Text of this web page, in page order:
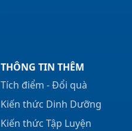
THÔNG TIN THÊM
Tích điểm - Đổi quà
Kiến thức Dinh Dưỡng
Kiến thức Tập Luyện